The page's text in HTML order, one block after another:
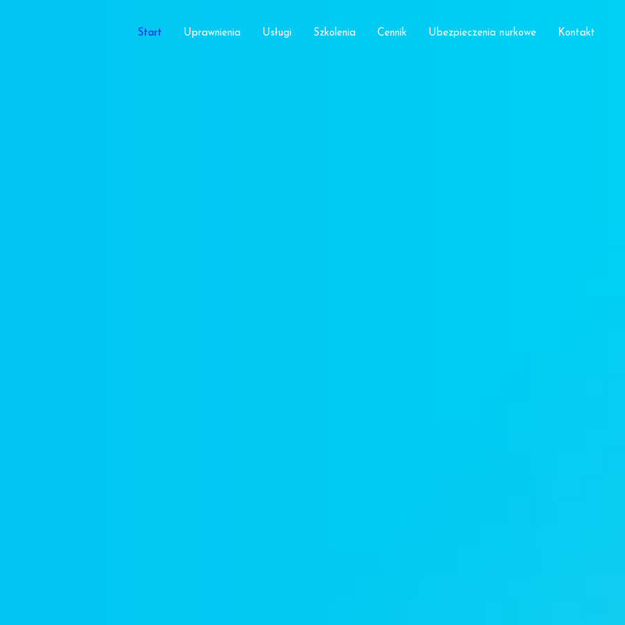
Start Uprawnienia Usługi Szkolenia Cennik Ubezpieczenia nurkowe Kontakt